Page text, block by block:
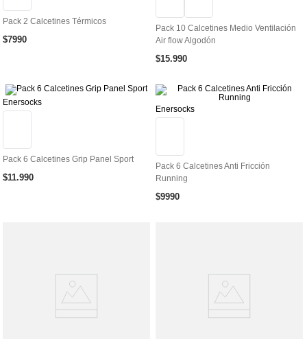
Pack 2 Calcetines Térmicos
$7990
Pack 10 Calcetines Medio Ventilación
Air flow Algodón
$15.990
Enersocks
Pack 6 Calcetines Grip Panel Sport
$11.990
Enersocks
Pack 6 Calcetines Anti Fricción
Running
$9990